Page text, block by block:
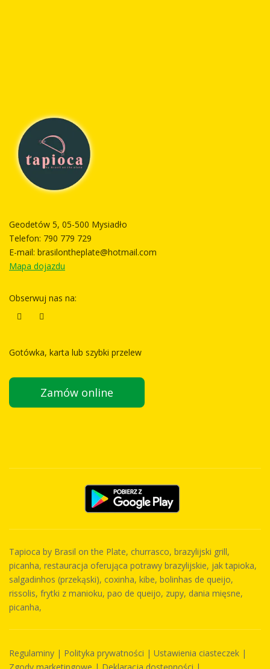
Geodetów 5, 05-500 Mysiadło
Telefon: 790 779 729
E-mail: brasilontheplate@hotmail.com
Mapa dojazdu
Obserwuj nas na:
Gotówka, karta lub szybki przelew
Zamów online
Tapioca by Brasil on the Plate, churrasco, brazylijski grill,
picanha, restauracja oferująca potrawy brazylijskie, jak tapioka,
salgadinhos (przekąski), coxinha, kibe, bolinhas de queijo,
rissolis, frytki z manioku, pao de queijo, zupy, dania mięsne,
picanha,
Regulaminy | Polityka prywatności | Ustawienia ciasteczek |
Zgody marketingowe | Deklaracja dostępności |